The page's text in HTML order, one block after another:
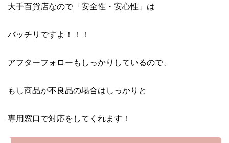
大手百貨店なので「安全性・安心性」は
バッチリですよ！！！
アフターフォローもしっかりしているので、
もし商品が不良品の場合はしっかりと
専用窓口で対応をしてくれます！